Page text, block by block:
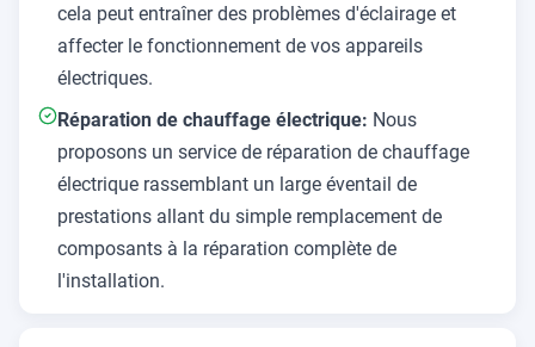
cela peut entraîner des problèmes d'éclairage et
affecter le fonctionnement de vos appareils
électriques.
Réparation de chauffage électrique: Nous
proposons un service de réparation de chauffage
électrique rassemblant un large éventail de
prestations allant du simple remplacement de
composants à la réparation complète de
l'installation.